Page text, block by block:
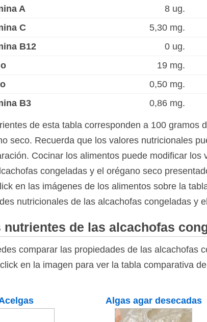
A
8 ug.
C
5,30 mg.
B12
0 ug.
19 mg.
0,50 mg.
B3
0,86 mg.
de esta tabla corresponden a 100 gramos
seco. Recuerda que los valores nutricionales
Cocinar los alimentos puede modificar
congeladas y el orégano seco
en las imágenes de los alimentos sobre la
nutricionales de las alcachofas congeladas y
nutrientes de las alcachofas
comparar las propiedades de las alcachofas
en la imagen para ver la tabla comparativa
Algas agar desecadas